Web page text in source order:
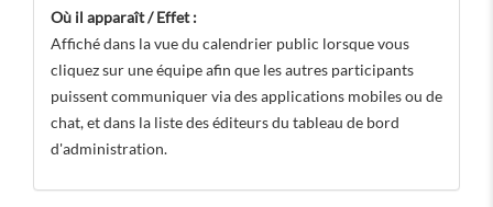
Où il apparaît / Effet :
Affiché dans la vue du calendrier public lorsque vous
cliquez sur une équipe afin que les autres participants
puissent communiquer via des applications mobiles ou de
chat, et dans la liste des éditeurs du tableau de bord
d'administration.